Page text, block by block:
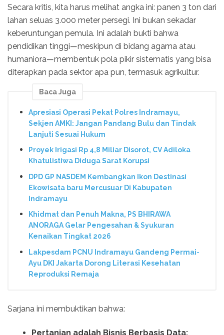
Secara kritis, kita harus melihat angka ini: panen 3 ton dari
lahan seluas 3.000 meter persegi. Ini bukan sekadar
keberuntungan pemula. Ini adalah bukti bahwa
pendidikan tinggi—meskipun di bidang agama atau
humaniora—membentuk pola pikir sistematis yang bisa
diterapkan pada sektor apa pun, termasuk agrikultur.
Baca Juga
Apresiasi Operasi Pekat Polres Indramayu,
Sekjen AMKI: Jangan Pandang Bulu dan Tindak
Lanjuti Sesuai Hukum
Proyek Irigasi Rp 4,8 Miliar Disorot, CV Adiloka
Khatulistiwa Diduga Sarat Korupsi
DPD GP NASDEM Kembangkan Ikon Destinasi
Ekowisata baru Mercusuar Di Kabupaten
Indramayu
Khidmat dan Penuh Makna, PS BHIRAWA
ANORAGA Gelar Pengesahan & Syukuran
Kenaikan Tingkat 2026
Lakpesdam PCNU Indramayu Gandeng Permai-
Ayu DKI Jakarta Dorong Literasi Kesehatan
Reproduksi Remaja
Sarjana ini membuktikan bahwa:
Pertanian adalah Bisnis Berbasis Data: